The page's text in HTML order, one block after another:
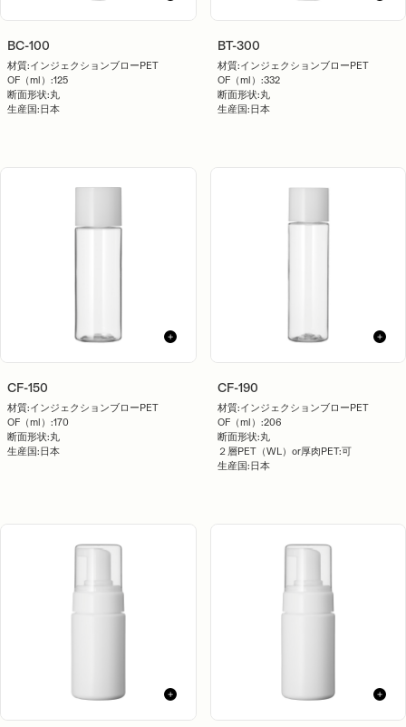
BC-100
材質:インジェクションブローPET
OF（ml）:125
断面形状:丸
生産国:日本
BT-300
材質:インジェクションブローPET
OF（ml）:332
断面形状:丸
生産国:日本
CF-150
材質:インジェクションブローPET
OF（ml）:170
断面形状:丸
生産国:日本
CF-190
材質:インジェクションブローPET
OF（ml）:206
断面形状:丸
２層PET（WL）or厚肉PET:可
生産国:日本